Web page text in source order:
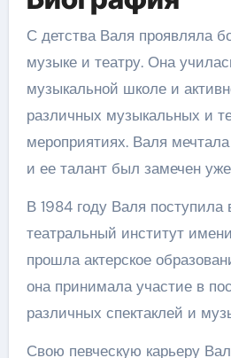
С детства Валя проявляла
музыке и театру. Она
музыкальной школе и
различных музыкальных и
мероприятиях. Валя
и ее талант был замечен
В 1984 году Валя поступила
театральный институт
прошла актерское
она принимала участие в
различных спектаклей и
Свою певческую карьеру